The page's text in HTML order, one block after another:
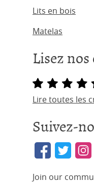
Lits en bois
Matelas
Lisez
Lire toutes les
Suivez-
Join our